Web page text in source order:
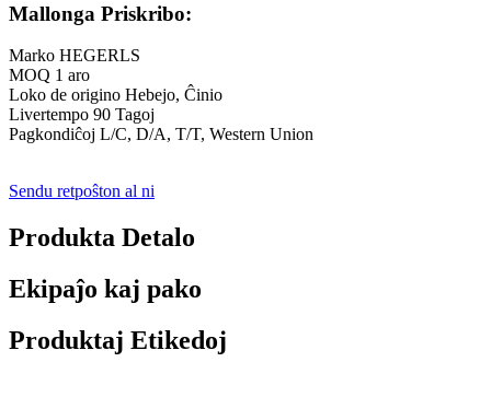
Mallonga Priskribo:
Marko HEGERLS
MOQ 1 aro
Loko de origino Hebejo, Ĉinio
Livertempo 90 Tagoj
Pagkondiĉoj L/C, D/A, T/T, Western Union
Sendu retpoŝton al ni
Produkta Detalo
Ekipaĵo kaj pako
Produktaj Etikedoj